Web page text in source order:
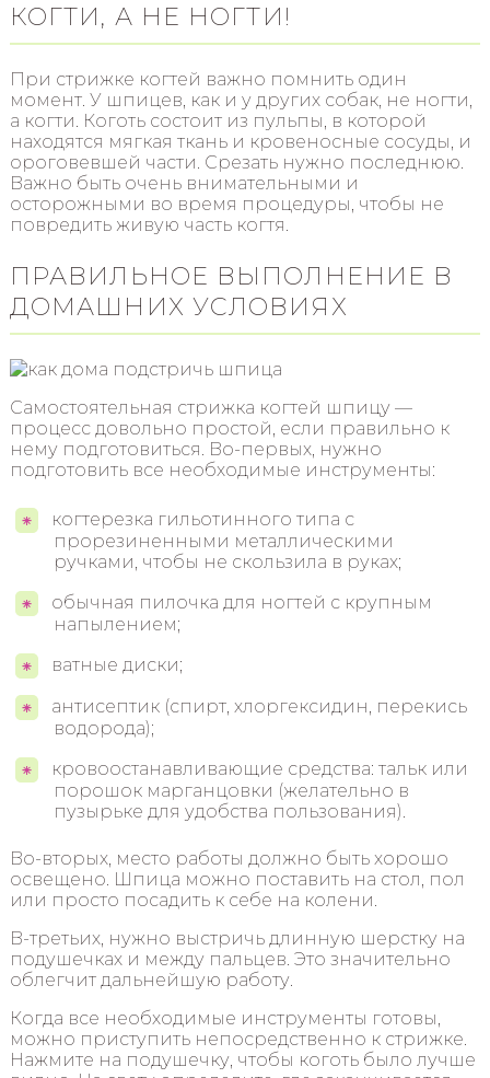
КОГТИ, А НЕ НОГТИ!
При стрижке когтей важно помнить один
момент. У шпицев, как и у других собак, не ногти,
а когти. Коготь состоит из пульпы, в которой
находятся мягкая ткань и кровеносные сосуды, и
ороговевшей части. Срезать нужно последнюю.
Важно быть очень внимательными и
осторожными во время процедуры, чтобы не
повредить живую часть когтя.
ПРАВИЛЬНОЕ ВЫПОЛНЕНИЕ В
ДОМАШНИХ УСЛОВИЯХ
Самостоятельная стрижка когтей шпицу —
процесс довольно простой, если правильно к
нему подготовиться. Во-первых, нужно
подготовить все необходимые инструменты:
когтерезка гильотинного типа с
прорезиненными металлическими
ручками, чтобы не скользила в руках;
обычная пилочка для ногтей с крупным
напылением;
ватные диски;
антисептик (спирт, хлоргексидин, перекись
водорода);
кровоостанавливающие средства: тальк или
порошок марганцовки (желательно в
пузырьке для удобства пользования).
Во-вторых, место работы должно быть хорошо
освещено. Шпица можно поставить на стол, пол
или просто посадить к себе на колени.
В-третьих, нужно выстричь длинную шерстку на
подушечках и между пальцев. Это значительно
облегчит дальнейшую работу.
Когда все необходимые инструменты готовы,
можно приступить непосредственно к стрижке.
Нажмите на подушечку, чтобы коготь было лучше